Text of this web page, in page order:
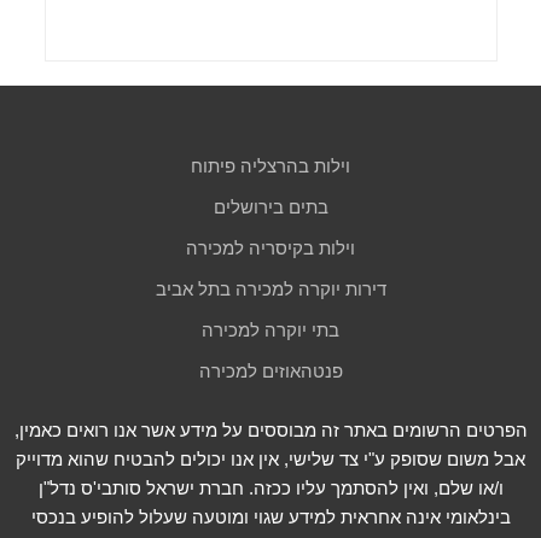
וילות בהרצליה פיתוח
בתים בירושלים
וילות בקיסריה למכירה
דירות יוקרה למכירה בתל אביב
בתי יוקרה למכירה
פנטהאוזים למכירה
הפרטים הרשומים באתר זה מבוססים על מידע אשר אנו רואים כאמין,
אבל משום שסופק ע"י צד שלישי, אין אנו יכולים להבטיח שהוא מדוייק
ו/או שלם, ואין להסתמך עליו ככזה. חברת ישראל סותבי'ס נדל"ן
בינלאומי אינה אחראית למידע שגוי ומוטעה שעלול להופיע בנכסי